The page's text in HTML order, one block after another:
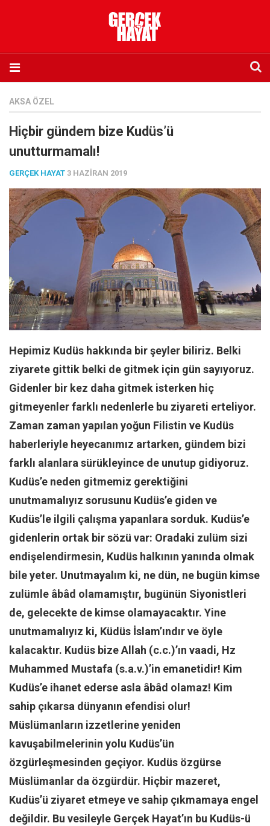
Künye
İletişim
Abone olmak istiyorum
Satış noktası listesi
Eksik sayıların temini
Sosyal Medya
Twitter
Facebook
Instagram
YouTube
Yazarlar
Kemal Özer
Mahmut Toptaş
Yvonne Ridley
Barış Tarımcıoğlu
Ömer Kayani
Yusuf Armağan
Hasanali Yıldırım
Leyla Şerif Emin
Selçuk Türkyılmaz
Mehmet Ali Tekin
Abir E. Nahas
Amina S. Jenenkovic
Bağdagül Öz
Esra Elönü
Bu Sayı
Tüm Sayılar
Kategoriler
Kültür Sanat
Kitap
Karisi kitap sualleri
7 soruda bu hafta
AKSA ÖZEL
Hiçbir gündem bize Kudüs’ü
unutturmamalı!
GERÇEK HAYAT 3 HAZIRAN 2019
Hepimiz Kudüs hakkında bir şeyler biliriz. Belki
ziyarete gittik belki de gitmek için gün sayıyoruz.
Gidenler bir kez daha gitmek isterken hiç
gitmeyenler farklı nedenlerle bu ziyareti erteliyor.
Zaman zaman yapılan yoğun Filistin ve Kudüs
haberleriyle heyecanımız artarken, gündem bizi
farklı alanlara sürükleyince de unutup gidiyoruz.
Kudüs’e neden gitmemiz gerektiğini
unutmamalıyız sorusunu Kudüs’e giden ve
Kudüs’le ilgili çalışma yapanlara sorduk. Kudüs’e
gidenlerin ortak bir sözü var: Oradaki zulüm sizi
endişelendirmesin, Kudüs halkının yanında olmak
bile yeter. Unutmayalım ki, ne dün, ne bugün kimse
zulümle âbâd olamamıştır, bugünün Siyonistleri
de, gelecekte de kimse olamayacaktır. Yine
unutmamalıyız ki, Küdüs İslam’ındır ve öyle
kalacaktır. Kudüs bize Allah (c.c.)’ın vaadi, Hz
Muhammed Mustafa (s.a.v.)’in emanetidir! Kim
Kudüs’e ihanet ederse asla âbâd olamaz! Kim
sahip çıkarsa dünyanın efendisi olur!
Müslümanların izzetlerine yeniden
kavuşabilmelerinin yolu Kudüs’ün
özgürleşmesinden geçiyor. Kudüs özgürse
Müslümanlar da özgürdür. Hiçbir mazeret,
Kudüs’ü ziyaret etmeye ve sahip çıkmamaya engel
değildir. Bu vesileyle Gerçek Hayat’ın bu Kudüs-ü